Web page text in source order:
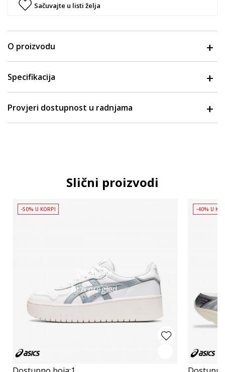
Sačuvajte u listi želja
O proizvodu
Specifikacija
Provjeri dostupnost u radnjama
Slični proizvodi
Detaljnije
Brzi pregled
-50% U KORPI -40% U